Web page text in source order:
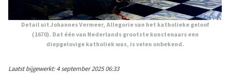
Detail uit Johannes Vermeer,Allegorie van het katholieke geloof
(1670). Dat één van Nederlands grootste kunstenaars een
diepgelovige katholiek was, is velen onbekend.
Laatst bijgewerkt: 4 september 2025 06:33